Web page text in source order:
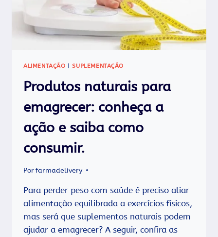
ALIMENTAÇÃO |SUPLEMENTAÇÃO
Produtos naturais para
emagrecer: conheça a
ação e saiba como
consumir.
Porfarmadelivery
Para perder peso com saúde é preciso aliar
alimentação equilibrada a exercícios físicos,
mas será que suplementos naturais podem
ajudar a emagrecer? A seguir, confira as